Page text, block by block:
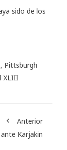
sido de los
, Pittsburgh
XLIII
Anterior
Karjakin